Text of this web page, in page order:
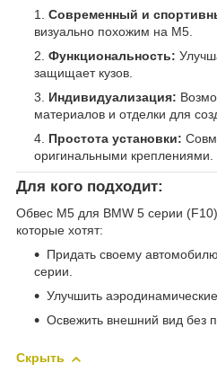
Современный и
визуально похожим на M5.
Функциональность:
защищает кузов.
Индивидуализация:
материалов и отделки для
Простота установки:
оригинальными креплениями.
Для кого подходит:
Обвес M5 для BMW 5 серии
которые хотят:
Придать своему
серии.
Улучшить
Освежить внешний вид без
Скрыть